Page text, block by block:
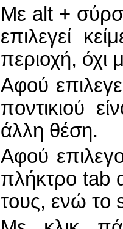
Με alt +
επιλεγεί
περιοχή, όχι
Αφού
ποντικιού
άλλη θέση.
Αφού
πλήκτρο tab
τους, ενώ το